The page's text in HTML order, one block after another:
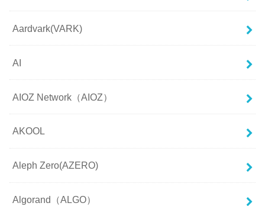
Aardvark(VARK)
AI
AIOZ Network（AIOZ）
AKOOL
Aleph Zero(AZERO)
Algorand（ALGO）